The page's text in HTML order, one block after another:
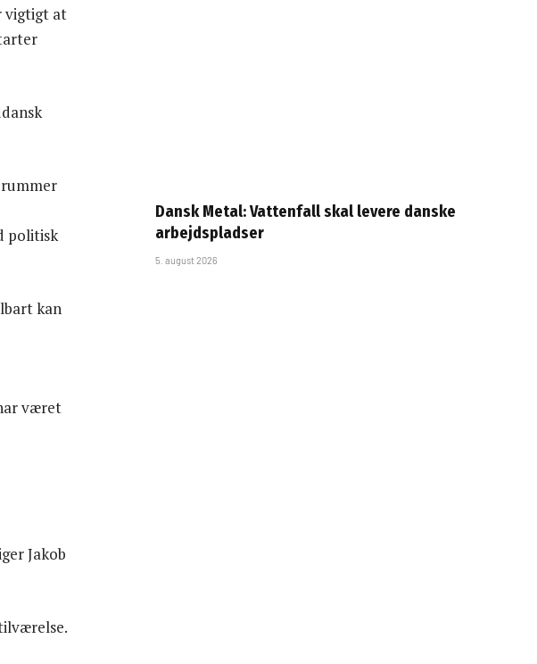
vigtigt at
politisk
kan
været
Jakob
Dansk Metal: Vattenfall skal levere danske
arbejdspladser
5. august 2026